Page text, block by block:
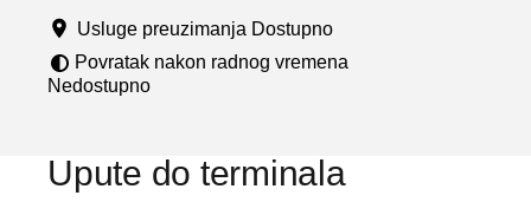
u
Usluge preuzimanja Dostupno
Povratak nakon radnog vremena
Nedostupno
Upute do terminala